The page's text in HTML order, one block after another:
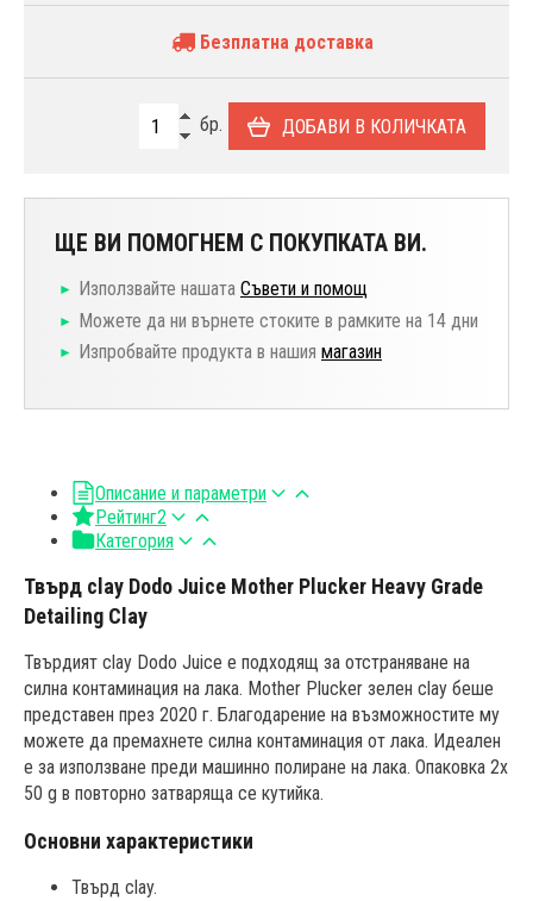
Безплатна доставка
бр. ДОБАВИ В КОЛИЧКАТА
ЩЕ ВИ ПОМОГНЕМ С ПОКУПКАТА ВИ.
Използвайте нашата Съвети и помощ
Можете да ни върнете стоките в рамките на 14 дни
Изпробвайте продукта в нашия магазин
Описание и параметри
Рейтинг2
Категория
Твърд clay Dodo Juice Mother Plucker Heavy Grade
Detailing Clay
Твърдият clay Dodo Juice е подходящ за отстраняване на
силна контаминация на лака. Mother Plucker зелен clay беше
представен през 2020 г. Благодарение на възможностите му
можете да премахнете силна контаминация от лака. Идеален
е за използване преди машинно полиране на лака. Опаковка 2x
50 g в повторно затваряща се кутийка.
Основни характеристики
Твърд clay.